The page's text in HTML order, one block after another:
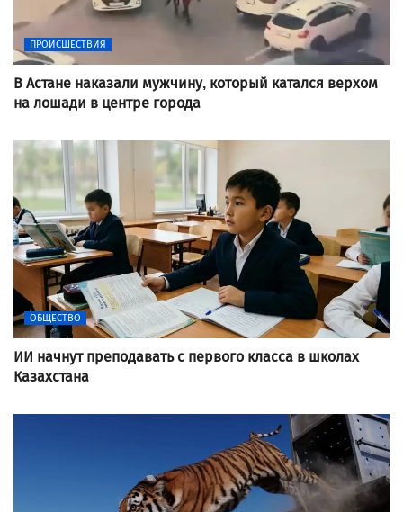
ПРОИСШЕСТВИЯ
В Астане наказали мужчину, который катался верхом
на лошади в центре города
ОБЩЕСТВО
ИИ начнут преподавать с первого класса в школах
Казахстана